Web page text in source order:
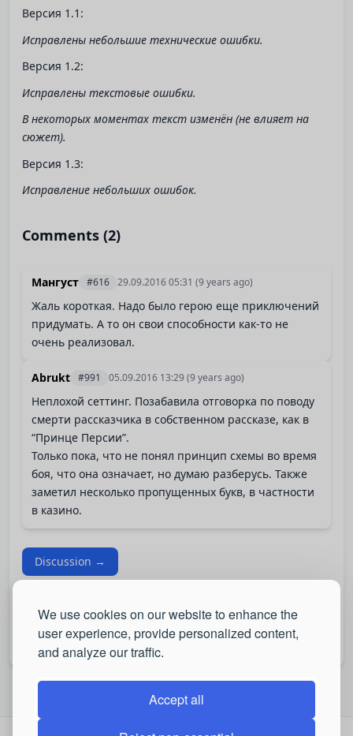
We use cookies on our website to enhance the
user experience, provide personalized content,
and analyze our traffic.
Accept all
Версия 1.1:
Исправлены небольшие технические ошибки.
Версия 1.2:
Исправлены текстовые ошибки.
В некоторых моментах текст изменён (не влияет на
сюжет).
Версия 1.3:
Исправление небольших ошибок.
Comments (2)
Мангуст #616 29.09.2016 05:31 (9 years ago)
Жаль короткая. Надо было герою еще приключений
придумать. А то он свои способности как-то не
очень реализовал.
Abrukt #991 05.09.2016 13:29(9 years ago)
Неплохой сеттинг. Позабавила отговорка по поводу
смерти рассказчика в собственном рассказе, как в
“Принце Персии”.
Только пока, что не понял принцип схемы во время
боя, что она означает, но думаю разберусь. Также
заметил несколько пропущенных букв, в частности
в казино.
Discussion →
Log inorRegisterto post comments.